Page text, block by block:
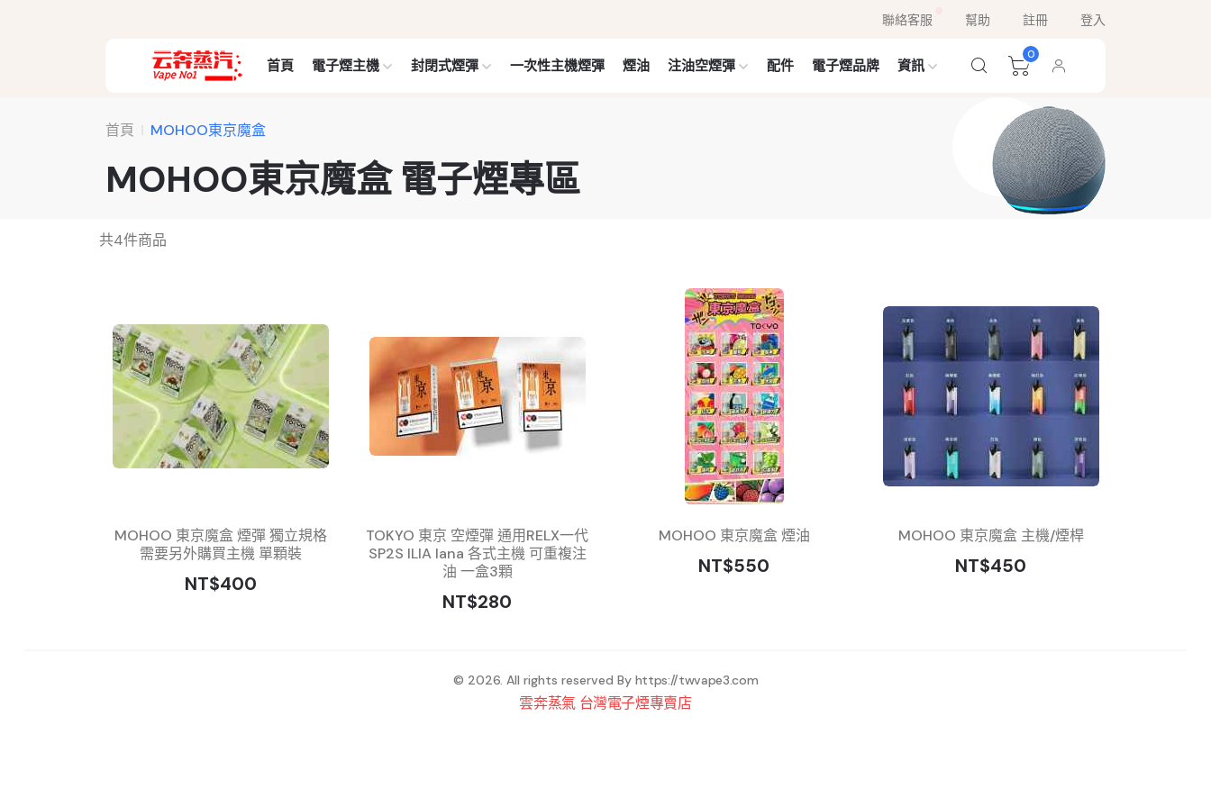
聯絡客服 幫助 註冊 登入
首頁 電子煙主機 封閉式煙彈 一次性主機煙彈 煙油 注油空煙彈 配件 電子煙品牌 資訊
0
首頁 MOHOO東京魔盒
MOHOO東京魔盒 電子煙專區
共4件商品
MOHOO 東京魔盒 煙彈 獨立規格
需要另外購買主機 單顆裝
NT$400
TOKYO 東京 空煙彈 通用RELX一代
SP2S ILIA lana 各式主機 可重複注
油 一盒3顆
NT$280
MOHOO 東京魔盒 煙油
NT$550
MOHOO 東京魔盒 主機/煙桿
NT$450
© 2026. All rights reserved By https://twvape3.com
雲奔蒸氣 台灣電子煙專賣店